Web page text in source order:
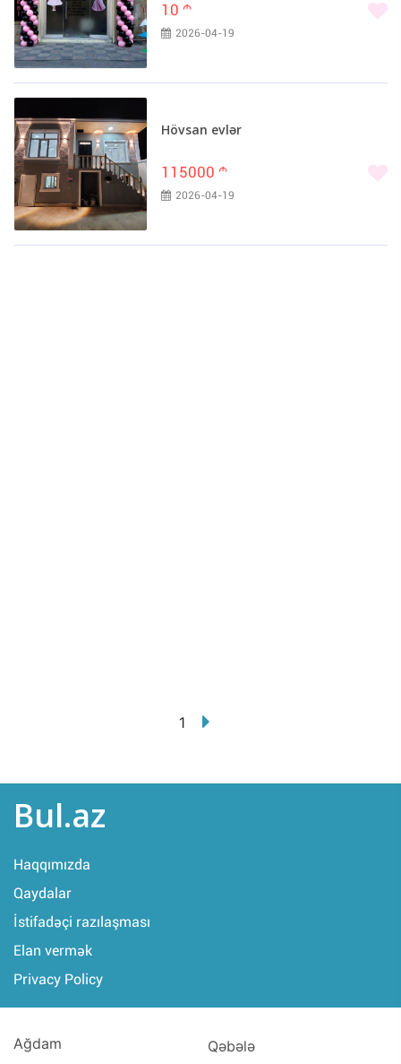
10 m
2026-04-19
Hövsan evlər
115000 m
2026-04-19
1
Bul.az
Haqqımızda
Qaydalar
İstifadəçi razılaşması
Elan vermək
Privacy Policy
Ağdam
Qəbələ